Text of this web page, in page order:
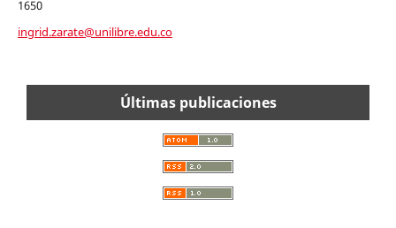
1650
ingrid.zarate@unilibre.edu.co
Últimas publicaciones